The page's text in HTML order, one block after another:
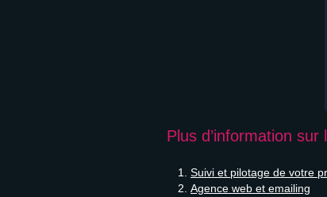
Plus d’information
Suivi et pilotage de votre
Agence web et emailing